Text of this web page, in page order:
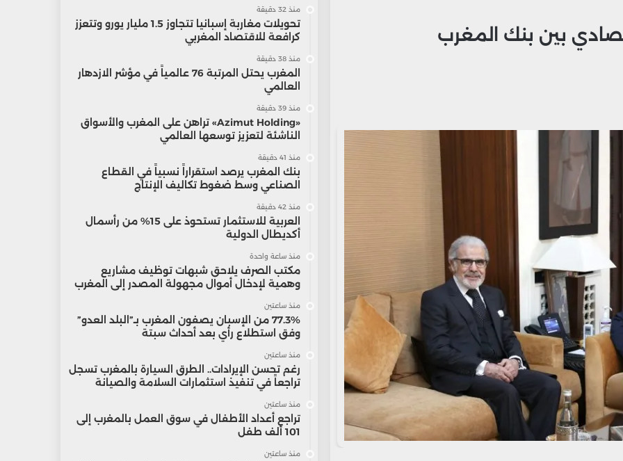
بين بنك المغرب
منذ 32 دقيقة
تحويلات مغاربة إسبانيا تتجاوز 1.5 مليار يورو وتتعزز
كرافعة للاقتصاد المغربي
منذ 38 دقيقة
المغرب يحتل المرتبة 76 عالمياً في مؤشر الازدهار
العالمي
منذ 39 دقيقة
«Azimut Holding» تراهن على المغرب والأسواق
الناشئة لتعزيز توسعها العالمي
منذ 41 دقيقة
بنك المغرب يرصد استقراراً نسبياً في القطاع
الصناعي وسط ضغوط تكاليف الإنتاج
منذ 42 دقيقة
العربية للاستثمار تستحوذ على 15% من رأسمال
أكديطال الدولية
منذ ساعة واحدة
مكتب الصرف يلاحق شبهات توظيف مشاريع
وهمية لإدخال أموال مجهولة المصدر إلى المغرب
منذ ساعتين
77.3% من الإسبان يصفون المغرب بـ”البلد العدو”
وفق استطلاع رأي بعد أحداث سبتة
منذ ساعتين
رغم تحسن الإيرادات.. الطرق السيارة بالمغرب تسجل
تراجعاً في تنفيذ استثمارات السلامة والصيانة
منذ ساعتين
تراجع أعداد الأطفال في سوق العمل بالمغرب إلى
101 ألف طفل
منذ ساعتين